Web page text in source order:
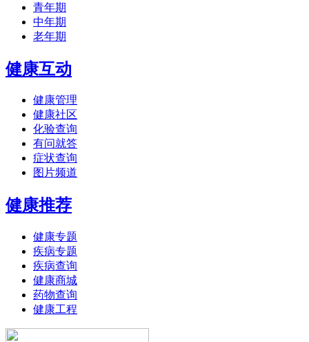
青年期
中年期
老年期
健康互动
健康管理
健康社区
化验查询
有问就答
症状查询
图片频道
健康推荐
健康专题
疾病专题
疾病查询
健康商城
药物查询
健康工程